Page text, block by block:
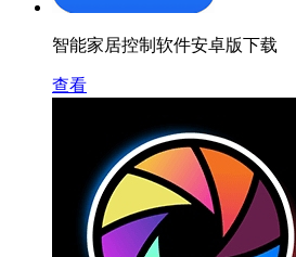
智能家居控制软件安卓版下载
查看